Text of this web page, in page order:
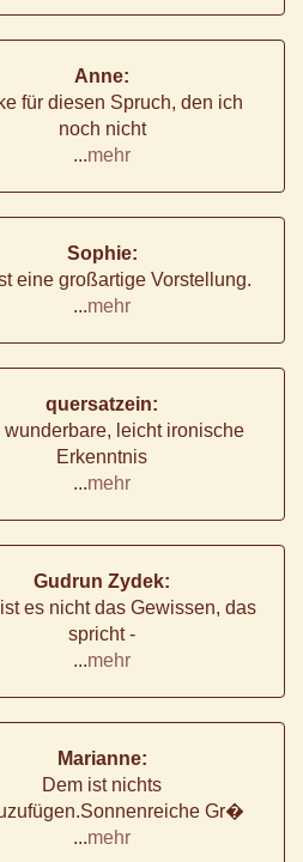
Anne:
für diesen Spruch, den ich
noch nicht
...mehr
Sophie:
eine großartige Vorstellung.
...mehr
quersatzein:
wunderbare, leicht ironische
Erkenntnis
...mehr
Gudrun Zydek:
es nicht das Gewissen, das
spricht -
...mehr
Marianne:
Dem ist nichts
Gr�
...mehr